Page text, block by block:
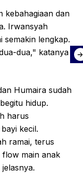
kebahagiaan dan
Irwansyah
semakin lengkap.
dua," katanya
Humaira sudah
hidup.
harus
kecil.
ramai, terus
flow main anak